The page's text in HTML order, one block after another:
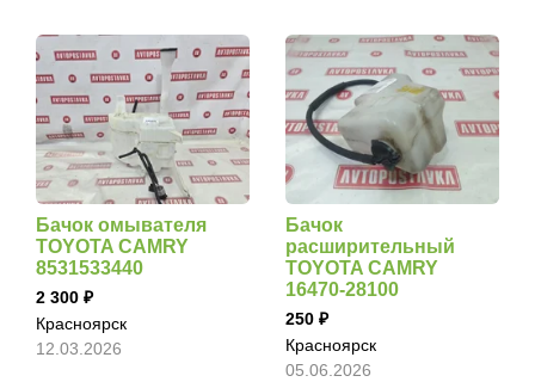
Бачок омывателя
TOYOTA CAMRY
8531533440
2 300
Красноярск
12.03.2026
Бачок
расширительный
TOYOTA CAMRY
16470-28100
250
Красноярск
05.06.2026